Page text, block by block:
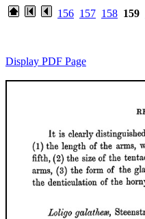
156 157 158 159
Display PDF Page